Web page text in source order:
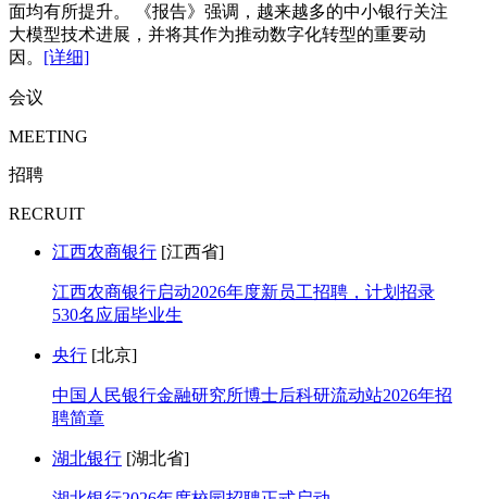
面均有所提升。 《报告》强调，越来越多的中小银行关注
大模型技术进展，并将其作为推动数字化转型的重要动
因。 [详细]
会议
MEETING
招聘
RECRUIT
江西农商银行 [江西省]
江西农商银行启动2026年度新员工招聘，计划招录
530名应届毕业生
央行 [北京]
中国人民银行金融研究所博士后科研流动站2026年招
聘简章
湖北银行 [湖北省]